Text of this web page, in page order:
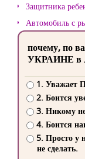
Защитника
Автомобиль с
почему, по
УКРАИНЕ в
1. Уважает
2. Боится
3. Никому
4. Боится
5. Просто у
не сделать.